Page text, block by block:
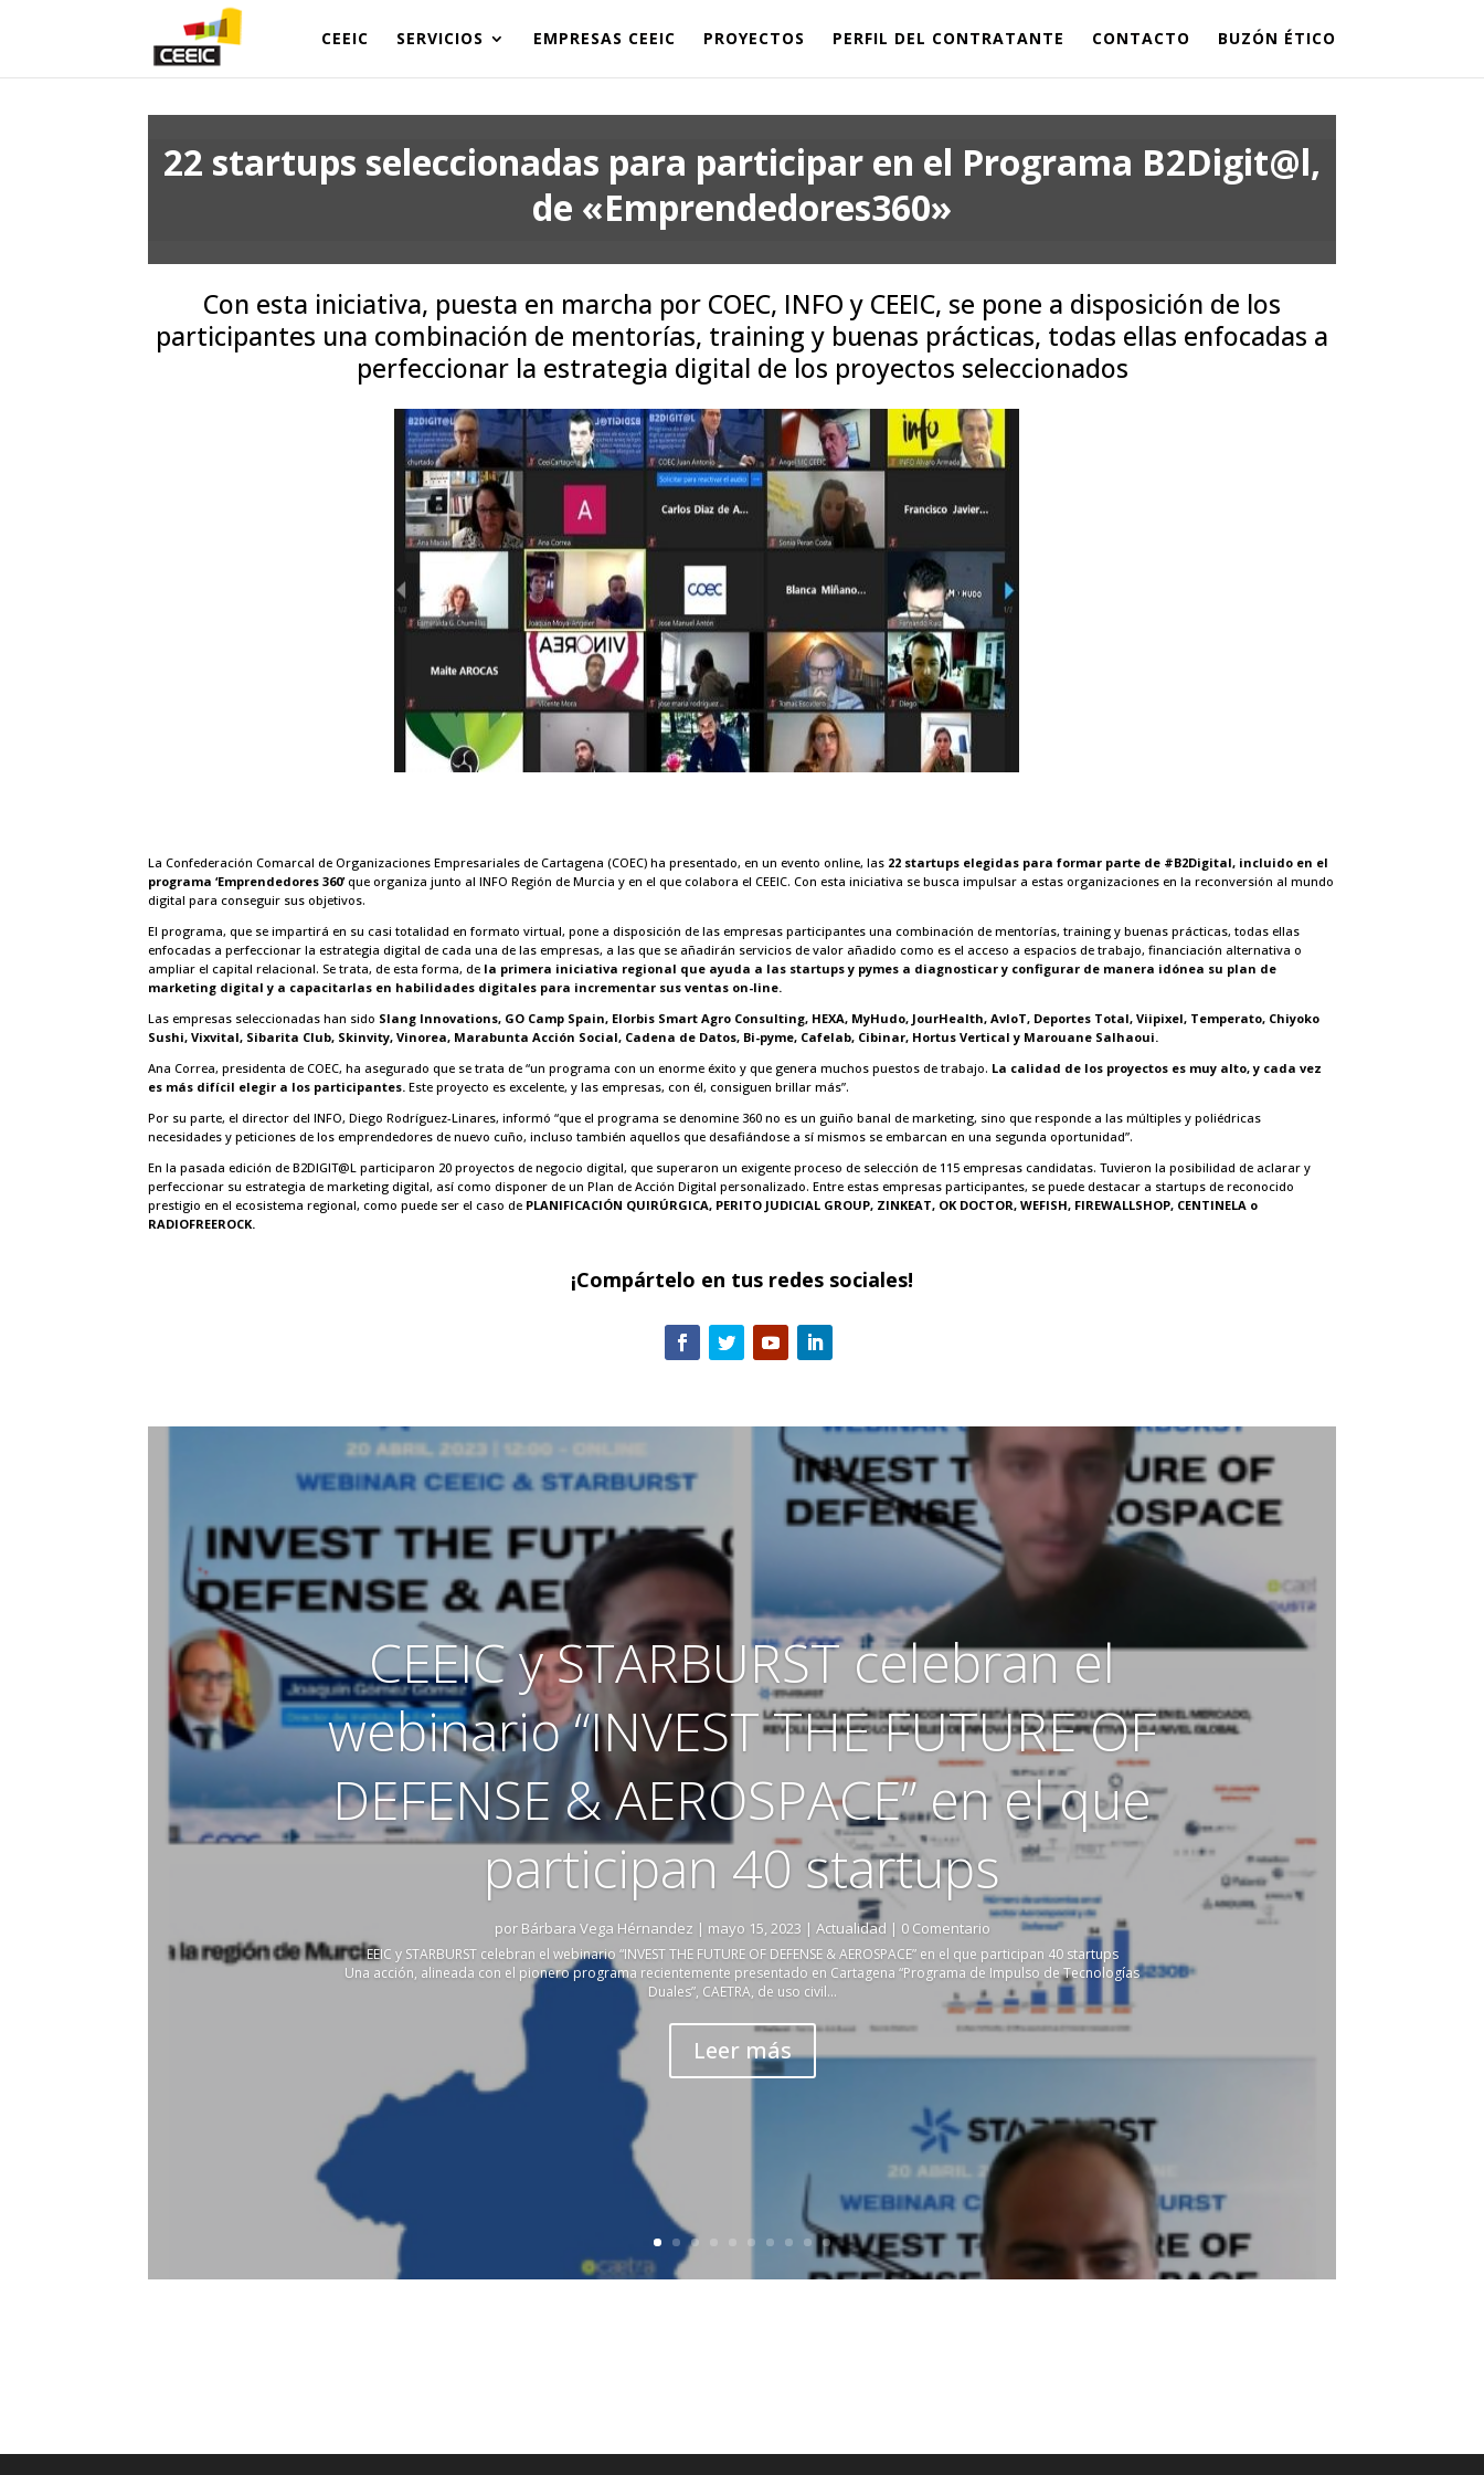
CEEIC SERVICIOS EMPRESAS CEEIC PROYECTOS PERFIL DEL CONTRATANTE CONTACTO BUZÓN ÉTICO
22 startups seleccionadas para participar en el Programa B2Digit@l,
de «Emprendedores360»
Con esta iniciativa, puesta en marcha por COEC, INFO y CEEIC, se pone a disposición de los
participantes una combinación de mentorías, training y buenas prácticas, todas ellas enfocadas a
perfeccionar la estrategia digital de los proyectos seleccionados
La Confederación Comarcal de Organizaciones Empresariales de Cartagena (COEC) ha presentado, en un evento online, las 22 startups elegidas para formar parte de #B2Digital, incluido en el
programa ‘Emprendedores 360’ que organiza junto al INFO Región de Murcia y en el que colabora el CEEIC. Con esta iniciativa se busca impulsar a estas organizaciones en la reconversión al mundo
digital para conseguir sus objetivos.
El programa, que se impartirá en su casi totalidad en formato virtual, pone a disposición de las empresas participantes una combinación de mentorías, training y buenas prácticas, todas ellas
enfocadas a perfeccionar la estrategia digital de cada una de las empresas, a las que se añadirán servicios de valor añadido como es el acceso a espacios de trabajo, financiación alternativa o
ampliar el capital relacional. Se trata, de esta forma, de la primera iniciativa regional que ayuda a las startups y pymes a diagnosticar y configurar de manera idónea su plan de
marketing digital y a capacitarlas en habilidades digitales para incrementar sus ventas on-line.
Las empresas seleccionadas han sido Slang Innovations, GO Camp Spain, Elorbis Smart Agro Consulting, HEXA, MyHudo, JourHealth, AvloT, Deportes Total, Viipixel, Temperato, Chiyoko
Sushi, Vixvital, Sibarita Club, Skinvity, Vinorea, Marabunta Acción Social, Cadena de Datos, Bi-pyme, Cafelab, Cibinar, Hortus Vertical y Marouane Salhaoui.
Ana Correa, presidenta de COEC, ha asegurado que se trata de “un programa con un enorme éxito y que genera muchos puestos de trabajo. La calidad de los proyectos es muy alto, y cada vez
es más difícil elegir a los participantes. Este proyecto es excelente, y las empresas, con él, consiguen brillar más”.
Por su parte, el director del INFO, Diego Rodríguez-Linares, informó “que el programa se denomine 360 no es un guiño banal de marketing, sino que responde a las múltiples y poliédricas
necesidades y peticiones de los emprendedores de nuevo cuño, incluso también aquellos que desafiándose a sí mismos se embarcan en una segunda oportunidad”.
En la pasada edición de B2DIGIT@L participaron 20 proyectos de negocio digital, que superaron un exigente proceso de selección de 115 empresas candidatas. Tuvieron la posibilidad de aclarar y
perfeccionar su estrategia de marketing digital, así como disponer de un Plan de Acción Digital personalizado. Entre estas empresas participantes, se puede destacar a startups de reconocido
prestigio en el ecosistema regional, como puede ser el caso de PLANIFICACIÓN QUIRÚRGICA, PERITO JUDICIAL GROUP, ZINKEAT, OK DOCTOR, WEFISH, FIREWALLSHOP, CENTINELA o
RADIOFREEROCK.
¡Compártelo en tus redes sociales!
CEEIC y STARBURST celebran el
webinario “INVEST THE FUTURE OF
DEFENSE & AEROSPACE” en el que
participan 40 startups
por Bárbara Vega Hérnandez | mayo 15, 2023 | Actualidad | 0 Comentario
EEIC y STARBURST celebran el webinario “INVEST THE FUTURE OF DEFENSE & AEROSPACE” en el que participan 40 startups
Una acción, alineada con el pionero programa recientemente presentado en Cartagena “Programa de Impulso de Tecnologías
Duales”, CAETRA, de uso civil...
Leer más